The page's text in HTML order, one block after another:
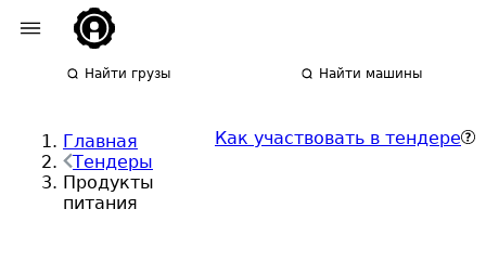
Найти грузы Найти машины
Главная
Тендеры
Продукты
питания
Как участвовать в тендере